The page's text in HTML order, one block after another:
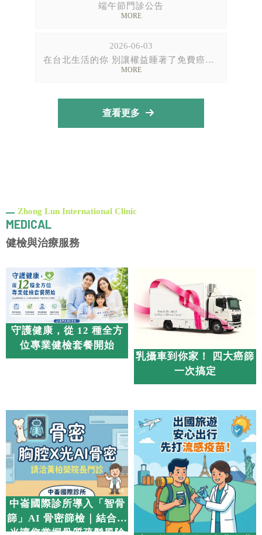
端午節門診公告
2026-06-03
在台北生活的你 別讓權益睡著了免費癌症篩檢就在您附近
查看更多
神經科診所
復健科
中山區神經科診所
健檢與治療服務
守護健康，從 12 種全方
位專業健檢套餐開始
乳攝車到你家！ 四大癌篩
一次搞定
中崙國際診所導入「智骨
篩」AI 骨密篩檢｜結合 X
光讓您掌握骨質疏鬆風險